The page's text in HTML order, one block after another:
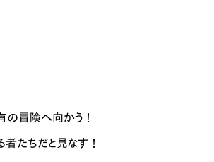
険へ向かう！
だと見なす！